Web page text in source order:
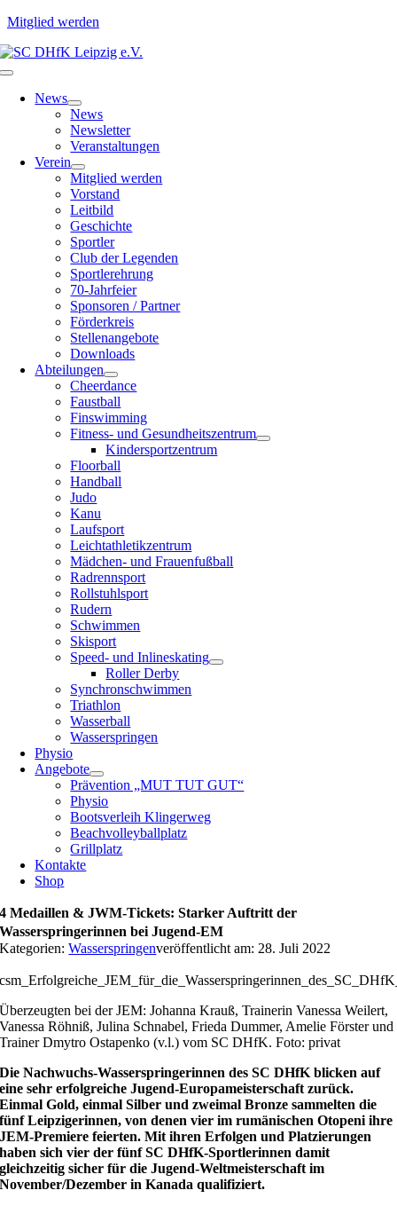
Mitglied werden
Zum
Inhalt
Toggle
NavigationNews
News
Newsletter
Veranstaltungen
Verein
Mitglied werden
Vorstand
Leitbild
Geschichte
Sportler
Club der Legenden
Sportlerehrung
70-Jahrfeier
Sponsoren / Partner
Förderkreis
Stellenangebote
Downloads
Abteilungen
Cheerdance
Faustball
Finswimming
Fitness- und Gesundheitszentrum
Kindersportzentrum
Floorball
Handball
Judo
Kanu
Laufsport
Leichtathletikzentrum
Mädchen- und Frauenfußball
Radrennsport
Rollstuhlsport
Rudern
Schwimmen
Skisport
Speed- und Inlineskating
Roller Derby
Synchronschwimmen
Triathlon
Wasserball
Wasserspringen
Physio
Angebote
Prävention „MUT TUT GUT“
Physio
Bootsverleih Klingerweg
Beachvolleyballplatz
Grillplatz
Kontakte
Shop
4 Medaillen & JWM-Tickets: Starker Auftritt der
Wasserspringerinnen bei Jugend-EM
Kategorien:Wasserspringenveröffentlicht am: 28. Juli 2022
Überzeugten bei der JEM: Johanna Krauß, Trainerin Vanessa Weilert,
Vanessa Röhniß, Julina Schnabel, Frieda Dummer, Amelie Förster und
Trainer Dmytro Ostapenko (v.l.) vom SC DHfK. Foto: privat
Die Nachwuchs-Wasserspringerinnen des SC DHfK blicken auf
eine sehr erfolgreiche Jugend-Europameisterschaft zurück.
Einmal Gold, einmal Silber und zweimal Bronze sammelten die
fünf Leipzigerinnen, von denen vier im rumänischen Otopeni ihre
JEM-Premiere feierten. Mit ihren Erfolgen und Platzierungen
haben sich vier der fünf SC DHfK-Sportlerinnen damit
gleichzeitig sicher für die Jugend-Weltmeisterschaft im
November/Dezember in Kanada qualifiziert.